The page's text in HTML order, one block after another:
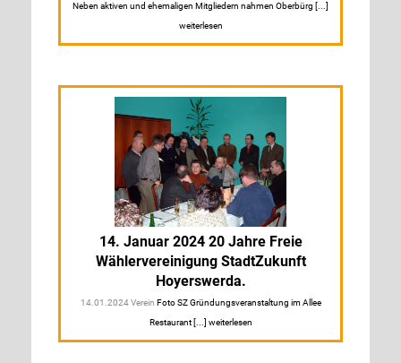
Neben aktiven und ehemaligen Mitgliedern nahmen Oberbürg [...]
weiterlesen
14. Januar 2024 20 Jahre Freie
Wählervereinigung StadtZukunft
Hoyerswerda.
14.01.2024 Verein Foto SZ Gründungsveranstaltung im Allee
Restaurant [...] weiterlesen